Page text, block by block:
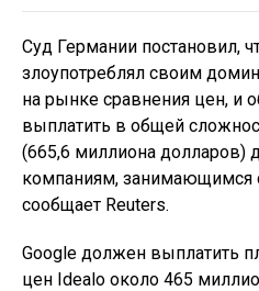
Суд Германии постановил,
злоупотреблял своим
на рынке сравнения цен, и
выплатить в общей
(665,6 миллиона
компаниям, занимающимся
сообщает Reuters.
Google должен выплатить
цен Idealo около 465